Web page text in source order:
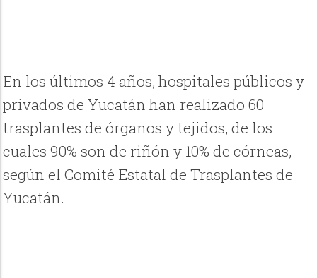
En los últimos 4 años, hospitales públicos y
privados de Yucatán han realizado 60
trasplantes de órganos y tejidos, de los
cuales 90% son de riñón y 10% de córneas,
según el Comité Estatal de Trasplantes de
Yucatán.